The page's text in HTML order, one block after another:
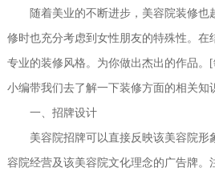
随着美业的不断进步，美容院装修也
修时也充分考虑到女性朋友的特殊性。在
专业的装修风格。为你做出杰出的作品
小编带我们去了解一下装修方面的相关知
一、招牌设计
美容院招牌可以直接反映该美容院形
容院经营及该美容院文化理念的广告牌。